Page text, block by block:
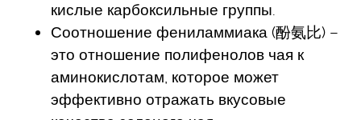
кислые карбоксильные группы.
Соотношение фениламмиака (酚氨比) –
это отношение полифенолов чая к
аминокислотам, которое может
эффективно отражать вкусовые